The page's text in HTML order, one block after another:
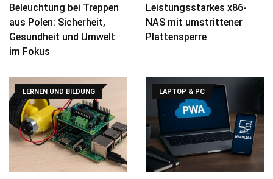
Beleuchtung bei Treppen
aus Polen: Sicherheit,
Gesundheit und Umwelt
im Fokus
Leistungsstarkes x86-
NAS mit umstrittener
Plattensperre
LERNEN UND BILDUNG LAPTOP & PC